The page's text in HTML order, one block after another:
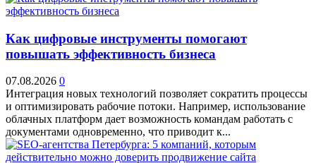
Как цифровые инструменты помогают
повышать эффективность бизнеса
07.08.2026 0
Интеграция новых технологий позволяет сократить процессы
и оптимизировать рабочие потоки. Например, использование
облачных платформ дает возможность командам работать с
документами одновременно, что приводит к...